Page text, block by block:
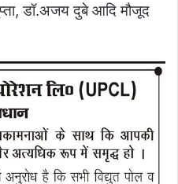
डॉ.अजय दुबे आदि मौजूद